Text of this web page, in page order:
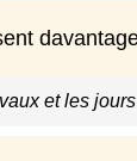
et les